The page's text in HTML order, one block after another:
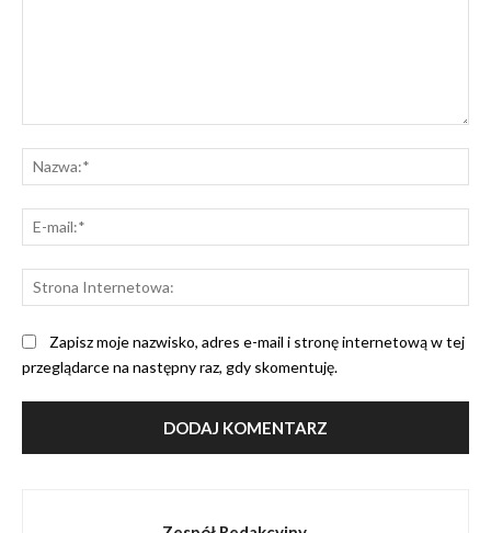
Zapisz moje nazwisko, adres e-mail i stronę internetową w tej
przeglądarce na następny raz, gdy skomentuję.